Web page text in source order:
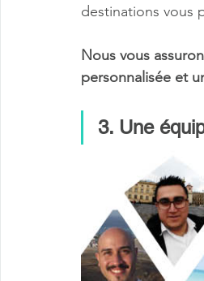
destinations vous
Nous vous
personnalisée et
3. Une